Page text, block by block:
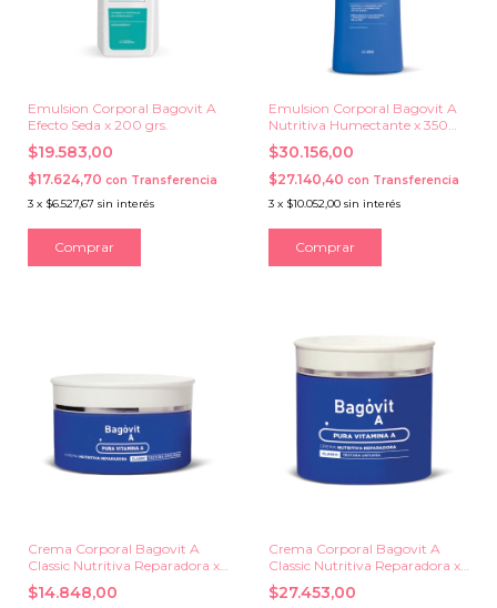
Emulsion Corporal Bagovit A
Efecto Seda x 200 grs.
$19.583,00
$17.624,70 con Transferencia
3 x $6.527,67 sin interés
Emulsion Corporal Bagovit A
Nutritiva Humectante x 350
grs.
$30.156,00
$27.140,40 con Transferencia
3 x $10.052,00 sin interés
Crema Corporal Bagovit A
Classic Nutritiva Reparadora x
50 grs.
$14.848,00
Crema Corporal Bagovit A
Classic Nutritiva Reparadora x
200 grs.
$27.453,00